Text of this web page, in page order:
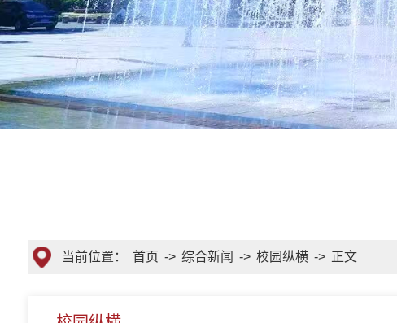
当前位置： 首页 -> 综合新闻 -> 校园纵横 -> 正文